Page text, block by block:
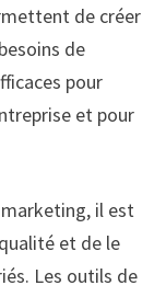
de créer
de
pour
et pour
il est
et de le
Les outils de